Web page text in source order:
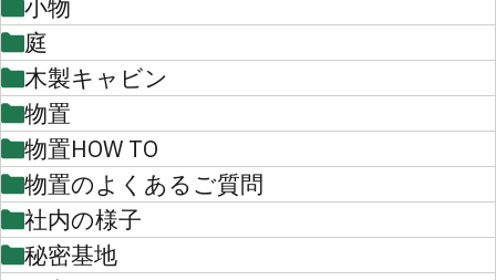
小物
庭
木製キャビン
物置
物置HOW TO
物置のよくあるご質問
社内の様子
秘密基地